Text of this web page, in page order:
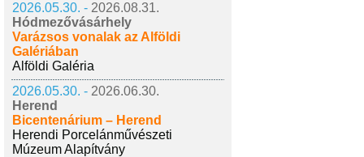
2026.05.30. - 2026.08.31.
Hódmezővásárhely
Varázsos vonalak az Alföldi
Galériában
Alföldi Galéria
2026.05.30. - 2026.06.30.
Herend
Bicentenárium – Herend
Herendi Porcelánművészeti
Múzeum Alapítvány